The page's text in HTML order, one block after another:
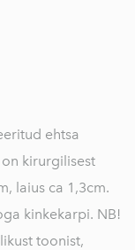
ehtsa
kirurgilisest
laius ca 1,3cm.
kinkekarpi. NB!
toonist,